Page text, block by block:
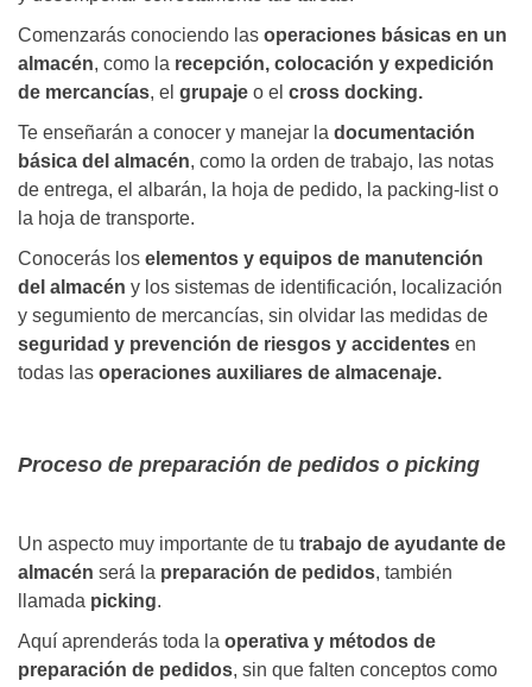
Comenzarás conociendo las operaciones básicas en un
almacén, como la recepción, colocación y expedición
de mercancías, el grupaje o el cross docking.
Te enseñarán a conocer y manejar la documentación
básica del almacén, como la orden de trabajo, las notas
de entrega, el albarán, la hoja de pedido, la packing-list o
la hoja de transporte.
Conocerás los elementos y equipos de manutención
del almacén y los sistemas de identificación, localización
y segumiento de mercancías, sin olvidar las medidas de
seguridad y prevención de riesgos y accidentes en
todas las operaciones auxiliares de almacenaje.
Proceso de preparación de pedidos o picking
Un aspecto muy importante de tu trabajo de ayudante de
almacén será la preparación de pedidos, también
llamada picking.
Aquí aprenderás toda la operativa y métodos de
preparación de pedidos, sin que falten conceptos como